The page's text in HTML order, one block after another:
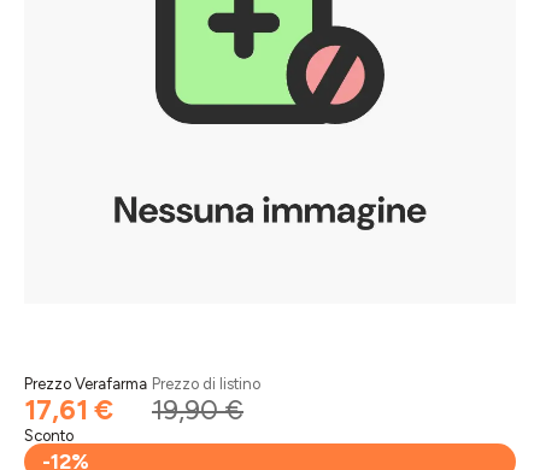
Prezzo Verafarma
17,61 €
Prezzo di listino
19,90 €
Sconto
-12%